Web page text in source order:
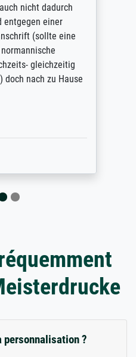
nicht dadurch
entgegen einer
(sollte eine
gleichzeitig
doch nach zu Hause
personnalisation ?